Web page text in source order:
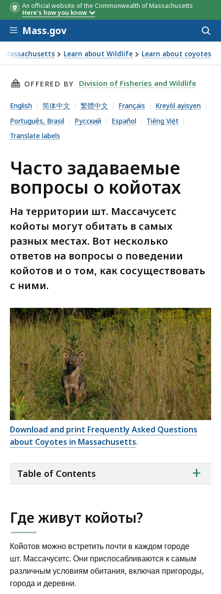
An official website of the Commonwealth of Massachusetts
Here's how you know
Skip to main content
Mass.gov
Massachusetts Learn about Wildlife Learn about coyotes
вопросы о койотах
THIS PAGE, ЧАСТО ЗАДАВАЕМЫЕ ВОПРОСЫ
OFFERED BY Division of Fisheries and Wildlife
English 简体中文 繁體中文 Français
Kreyòl ayisyen
Português, Brasil
Русский Español
Tiếng Việt
Translate labels
Часто задаваемые
вопросы о койотах
На территории шт. Массачусетс
койоты могут обитать в самых
разных местах. Вот несколько
ответов на вопросы о поведении
койотов и о том, как сосуществовать
с ними.
Download and print Frequently Asked Questions
about Coyotes in Massachusetts.
of
+
Table of Contents
Где живут койоты?
Койотов можно встретить почти в каждом городе
шт. Массачусетс. Они приспосабливаются к самым
различным условиям обитания, включая пригороды,
города и деревни.